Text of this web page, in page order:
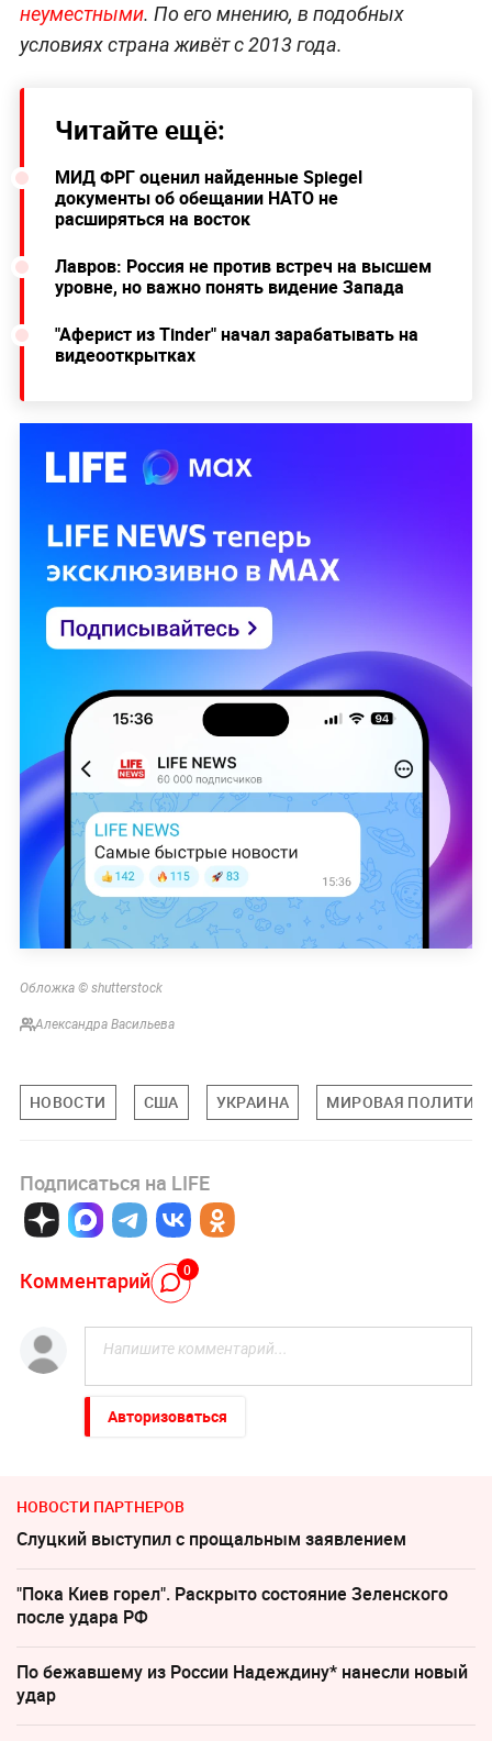
неуместными. По его мнению, в подобных
условиях страна живёт с 2013 года.
Читайте ещё:
МИД ФРГ оценил найденные Spiegel
документы об обещании НАТО не
расширяться на восток
Лавров: Россия не против встреч на высшем
уровне, но важно понять видение Запада
"Аферист из Тindеr" начал зарабатывать на
видеооткрытках
Обложка © shutterstock
Александра Васильева
НОВОСТИ США УКРАИНА МИРОВАЯ
Подписаться на LIFE
Комментарий 0
Авторизоваться
НОВОСТИ ПАРТНЕРОВ
Слуцкий выступил с прощальным заявлением
"Пока Киев горел". Раскрыто состояние Зеленского
после удара РФ
По бежавшему из России Надеждину* нанесли новый
удар